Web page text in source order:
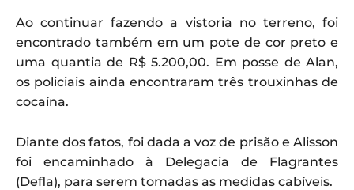
Ao continuar fazendo a vistoria no terreno, foi
encontrado também em um pote de cor preto e
uma quantia de R$ 5.200,00. Em posse de Alan,
os policiais ainda encontraram três trouxinhas de
cocaína.
Diante dos fatos, foi dada a voz de prisão e Alisson
foi encaminhado à Delegacia de Flagrantes
(Defla), para serem tomadas as medidas cabíveis.